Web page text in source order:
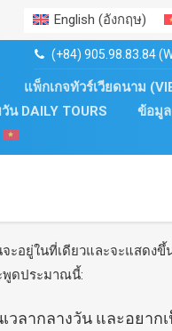
English (อังกฤษ)
(+84) 905.98.83.84
แพ็กเกจทัวร์เวียดนาม
น DAILY TOURS
ข้อมูล
อยู่ในที่เดียวและจะแสด
พูดประมาณนี้:
วลากลางวัน และอยา